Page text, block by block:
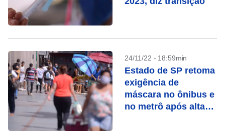
24/11/22 - 18:59min
Estado de SP retoma
exigência de
máscara no ônibus e
no metrô após alta